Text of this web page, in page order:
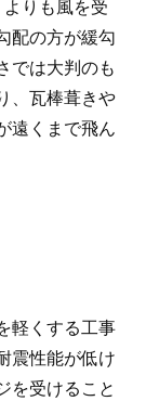
りも風を受
配の方が緩勾
では大判のも
、瓦棒葺きや
遠くまで飛ん
軽くする工事
震性能が低け
を受けること